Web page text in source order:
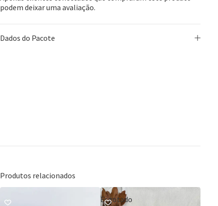
podem deixar uma avaliação.
Dados do Pacote
Produtos relacionados
Esgotado